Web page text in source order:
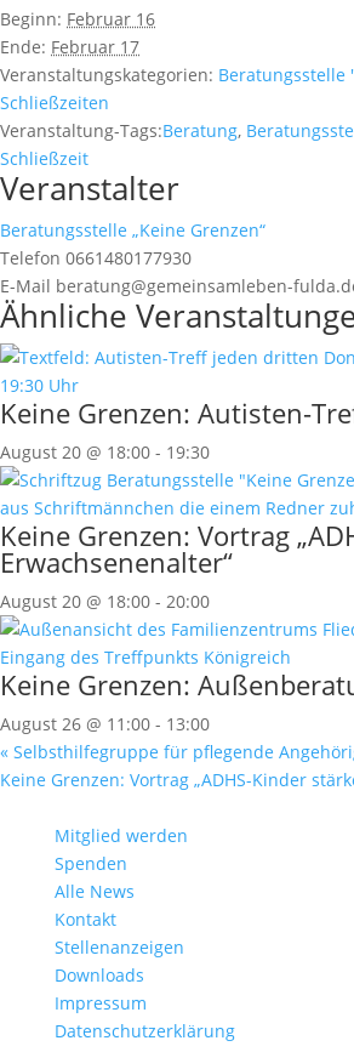
Beginn: Februar 16
Ende: Februar 17
Veranstaltungskategorien: Beratungsstelle
Schließzeiten
Veranstaltung-Tags:Beratung,
Schließzeit
Veranstalter
Beratungsstelle „Keine Grenzen“
Telefon 0661480177930
E-Mail beratung@gemeinsamleben-
Ähnliche
Keine Grenzen: Autisten-
August 20 @ 18:00 - 19:30
Keine Grenzen: Vortrag
Erwachsenenalter“
August 20 @ 18:00 - 20:00
Keine Grenzen:
August 26 @ 11:00 - 13:00
« Selbsthilfegruppe für pflegende
Keine Grenzen: Vortrag „ADHS-Kinder
Mitglied werden
Spenden
Alle News
Kontakt
Stellenanzeigen
Downloads
Impressum
Datenschutzerklärung